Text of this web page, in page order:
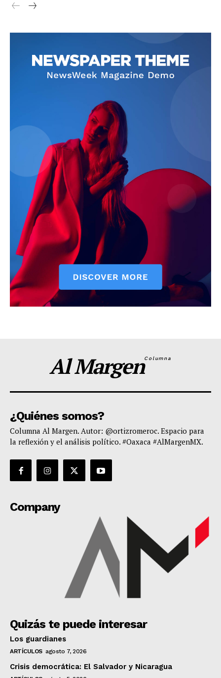
Al MargenColumna
¿Quiénes somos?
Columna Al Margen. Autor: @ortizromeroc. Espacio para
la reflexión y el análisis político. #Oaxaca #AlMargenMX.
Company
Quizás te puede interesar
Los guardianes
ARTÍCULOS agosto 7, 2026
Crisis democrática: El Salvador y Nicaragua